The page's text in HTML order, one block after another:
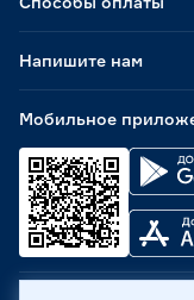
Мобильное
Напишите нам